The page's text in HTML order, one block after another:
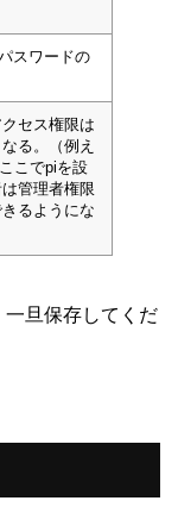
スワードの
セス権限は
る。（例え
こでpiを設
管理者権限
るようにな
旦保存してくだ